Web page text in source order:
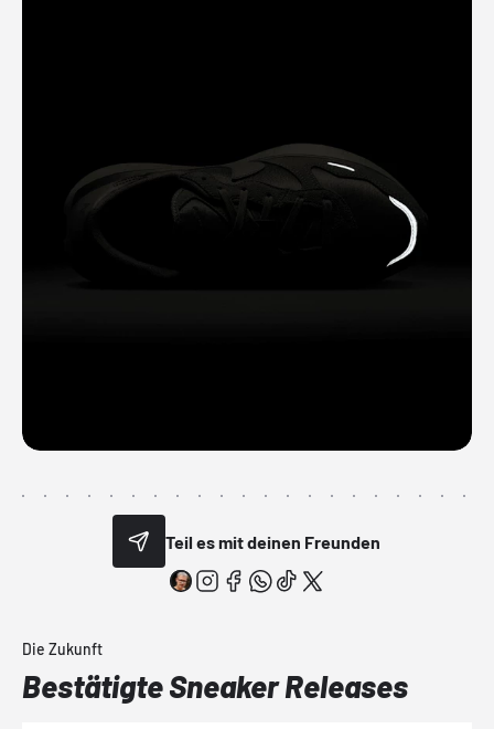
Teil es mit deinen Freunden
Die Zukunft
Bestätigte Sneaker Releases